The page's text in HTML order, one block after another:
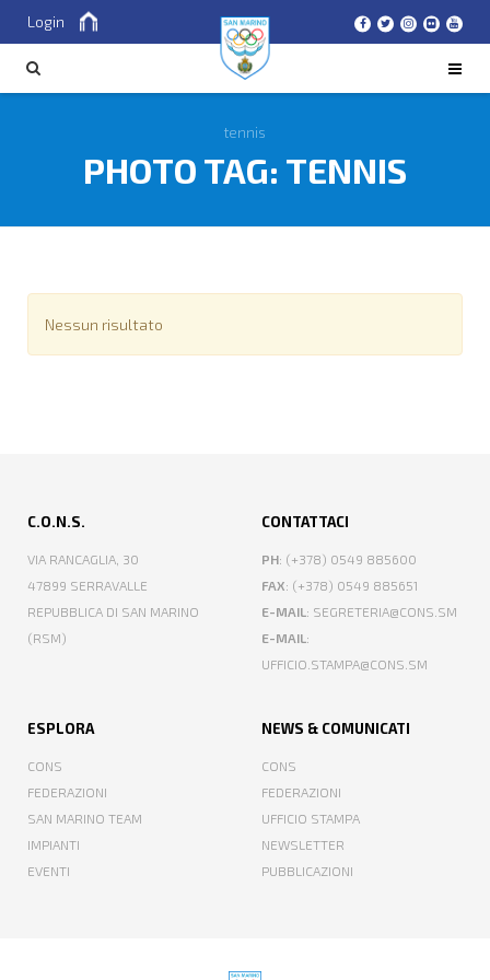
Login
tennis
PHOTO TAG: TENNIS
Nessun risultato
C.O.N.S.
VIA RANCAGLIA, 30
47899 SERRAVALLE
REPUBBLICA DI SAN MARINO
(RSM)
CONTATTACI
PH: (+378) 0549 885600
FAX: (+378) 0549 885651
E-MAIL: SEGRETERIA@CONS.SM
E-MAIL:
UFFICIO.STAMPA@CONS.SM
ESPLORA
CONS
FEDERAZIONI
SAN MARINO TEAM
IMPIANTI
EVENTI
NEWS & COMUNICATI
CONS
FEDERAZIONI
UFFICIO STAMPA
NEWSLETTER
PUBBLICAZIONI